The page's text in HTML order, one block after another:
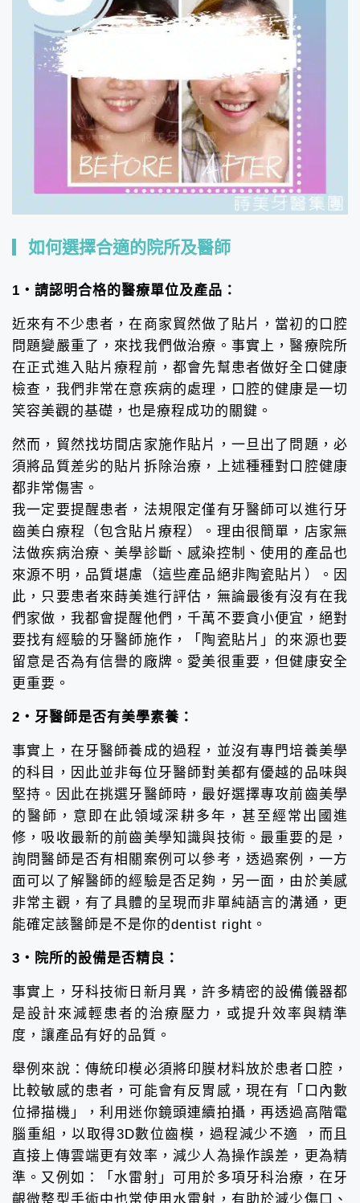
如何選擇合適的院所及醫師
1・請認明合格的醫療單位及產品：
近來有不少患者，在商家貿然做了貼片，當初的口腔
問題變嚴重了，來找我們做治療。事實上，醫療院所
在正式進入貼片療程前，都會先幫患者做好全口健康
檢查，我們非常在意疾病的處理，口腔的健康是一切
笑容美觀的基礎，也是療程成功的關鍵。
然而，貿然找坊間店家施作貼片，一旦出了問題，必
須將品質差劣的貼片拆除治療，上述種種對口腔健康
都非常傷害。
我一定要提醒患者，法規限定僅有牙醫師可以進行牙
齒美白療程（包含貼片療程）。理由很簡單，店家無
法做疾病治療、美學診斷、感染控制、使用的產品也
來源不明，品質堪慮（這些產品絕非陶瓷貼片）。因
此，只要患者來蒔美進行評估，無論最後有沒有在我
們家做，我都會提醒他們，千萬不要貪小便宜，絕對
要找有經驗的牙醫師施作，「陶瓷貼片」的來源也要
留意是否為有信譽的廠牌。愛美很重要，但健康安全
更重要。
2・牙醫師是否有美學素養：
事實上，在牙醫師養成的過程，並沒有專門培養美學
的科目，因此並非每位牙醫師對美都有優越的品味與
堅持。因此在挑選牙醫師時，最好選擇專攻前齒美學
的醫師，意即在此領域深耕多年，甚至經常出國進
修，吸收最新的前齒美學知識與技術。最重要的是，
詢問醫師是否有相關案例可以參考，透過案例，一方
面可以了解醫師的經驗是否足夠，另一面，由於美感
非常主觀，有了具體的呈現而非單純語言的溝通，更
能確定該醫師是不是你的dentist right。
3・院所的設備是否精良：
事實上，牙科技術日新月異，許多精密的設備儀器都
是設計來減輕患者的治療壓力，或提升效率與精準
度，讓產品有好的品質。
舉例來說：傳統印模必須將印膜材料放於患者口腔，
比較敏感的患者，可能會有反胃感，現在有「口內數
位掃描機」，利用迷你鏡頭連續拍攝，再透過高階電
腦重組，以取得3D數位齒模，過程減少不適 ，而且
直接上傳雲端更有效率，減少人為操作誤差，更為精
準。又例如：「水雷射」可用於多項牙科治療，在牙
齦微整型手術中也常使用水雷射，有助於減少傷口、